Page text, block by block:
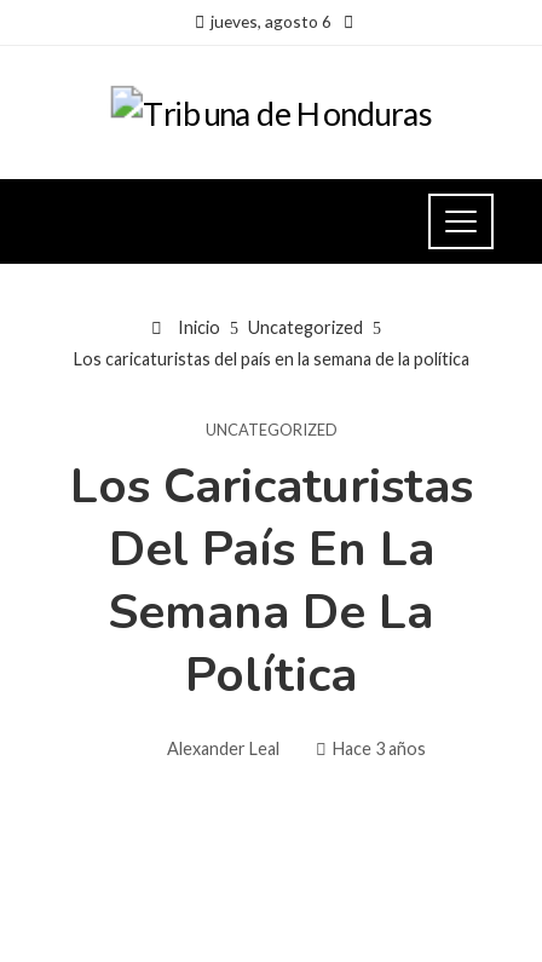
jueves, agosto 6
Inicio
Uncategorized
Los caricaturistas del país en la semana de la política
UNCATEGORIZED
Los Caricaturistas
Del País En La
Semana De La
Política
Alexander Leal Hace 3 años